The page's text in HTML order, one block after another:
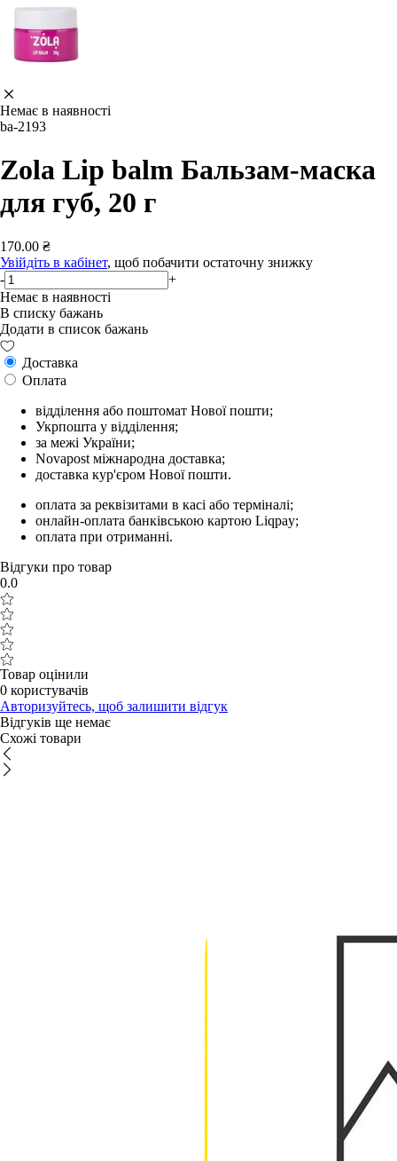
Немає в наявності
ba-2193
Zola Lip balm Бальзам-маска
для губ, 20 г
170.00 ₴
Увійдіть в кабінет, щоб побачити остаточну знижку
-
+
Немає в наявності
В списку бажань
Додати в список бажань
Доставка
Оплата
відділення або поштомат Нової пошти;
Укрпошта у відділення;
за межі України;
Novapost міжнародна доставка;
доставка кур'єром Нової пошти.
оплата за реквізитами в касі або терміналі;
онлайн-оплата банківською картою Liqpay;
оплата при отриманні.
Відгуки про товар
0.0
Товар оцінили
0 користувачів
Авторизуйтесь, щоб залишити відгук
Відгуків ще немає
Схожі товари